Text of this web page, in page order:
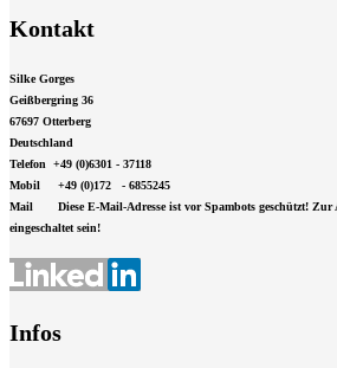
Kontakt
Silke Gorges
Geißbergring 36
67697 Otterberg
Deutschland
Telefon +49 (0)6301 - 37118
Mobil +49 (0)172 - 6855245
Mail Diese E-Mail-Adresse ist vor Spambots geschützt! Zur
eingeschaltet sein!
Infos